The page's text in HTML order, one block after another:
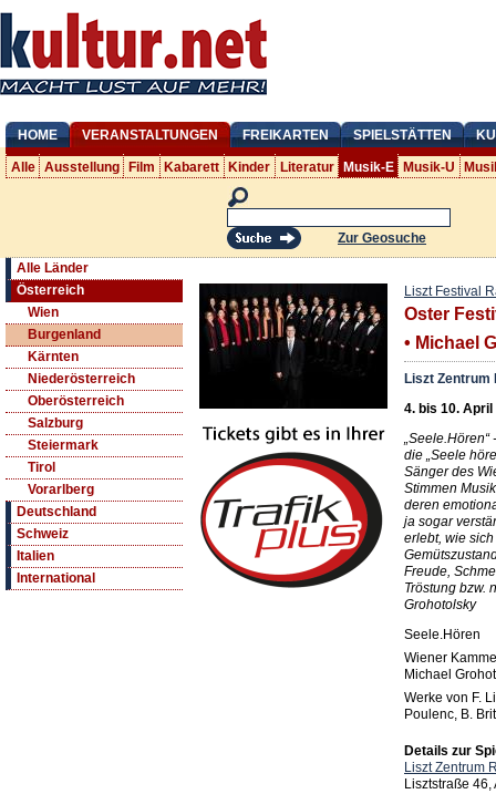
HOME VERANSTALTUNGEN FREIKARTEN SPIELSTÄTTEN
Alle Ausstellung Film Kabarett Kinder Literatur Musik-E Musik-U
Zur Geosuche
Alle Länder
Österreich
Wien
Burgenland
Kärnten
Niederösterreich
Oberösterreich
Salzburg
Steiermark
Tirol
Vorarlberg
Deutschland
Schweiz
Italien
International
Liszt Festival
Oster
• Michael
Liszt Zentrum
4. bis 10. April
„Seele.Hören“
die „Seele
Sänger des
Stimmen
deren
ja sogar
erlebt, wie
Freude,
Tröstung bzw.
Grohotolsky
Seele.Hören
Wiener
Michael
Werke von F.
Poulenc, B.
Details zur
Liszt Zentrum
Lisztstraße